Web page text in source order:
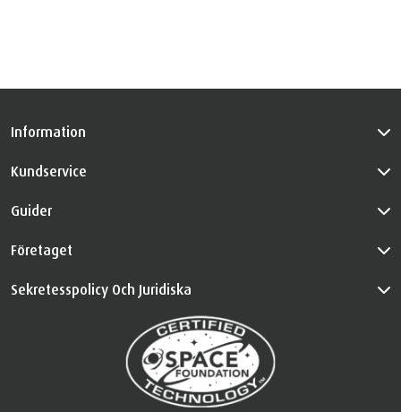
Information
Kundservice
Guider
Företaget
Sekretesspolicy Och Juridiska